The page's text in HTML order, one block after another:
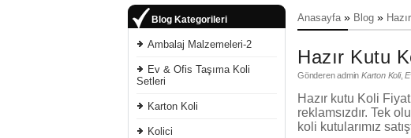
Blog Kategorileri
Ambalaj Malzemeleri-2
Ev & Ofis Taşıma Koli
Setleri
Karton Koli
Kolici
Anasayfa » Blog »
Hazır Kutu
Gönderenadmin Karton Koli,
Hazır kutu Koli
reklamsızdır. Tek
koli kutularımız